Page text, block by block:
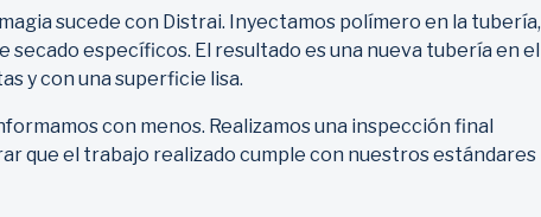
sucede con Distrai. Inyectamos polímero en la tubería,
secado específicos. El resultado es una nueva tubería en el
y con una superficie lisa.
con menos. Realizamos una inspección final
que el trabajo realizado cumple con nuestros estándares